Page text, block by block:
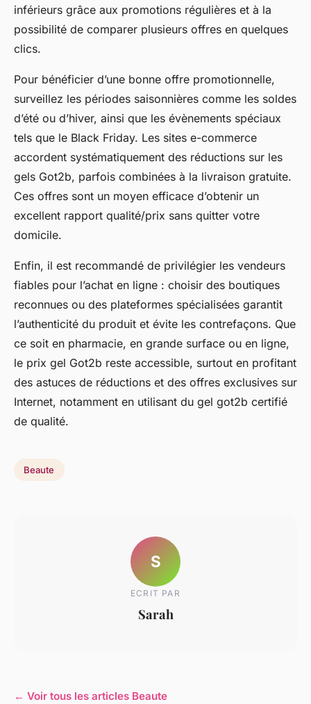
inférieurs grâce aux promotions régulières et à la
possibilité de comparer plusieurs offres en quelques
clics.
Pour bénéficier d’une bonne offre promotionnelle,
surveillez les périodes saisonnières comme les soldes
d’été ou d’hiver, ainsi que les évènements spéciaux
tels que le Black Friday. Les sites e-commerce
accordent systématiquement des réductions sur les
gels Got2b, parfois combinées à la livraison gratuite.
Ces offres sont un moyen efficace d’obtenir un
excellent rapport qualité/prix sans quitter votre
domicile.
Enfin, il est recommandé de privilégier les vendeurs
fiables pour l’achat en ligne : choisir des boutiques
reconnues ou des plateformes spécialisées garantit
l’authenticité du produit et évite les contrefaçons. Que
ce soit en pharmacie, en grande surface ou en ligne,
le prix gel Got2b reste accessible, surtout en profitant
des astuces de réductions et des offres exclusives sur
Internet, notamment en utilisant du gel got2b certifié
de qualité.
Beaute
S
ECRIT PAR
Sarah
← Voir tous les articles Beaute